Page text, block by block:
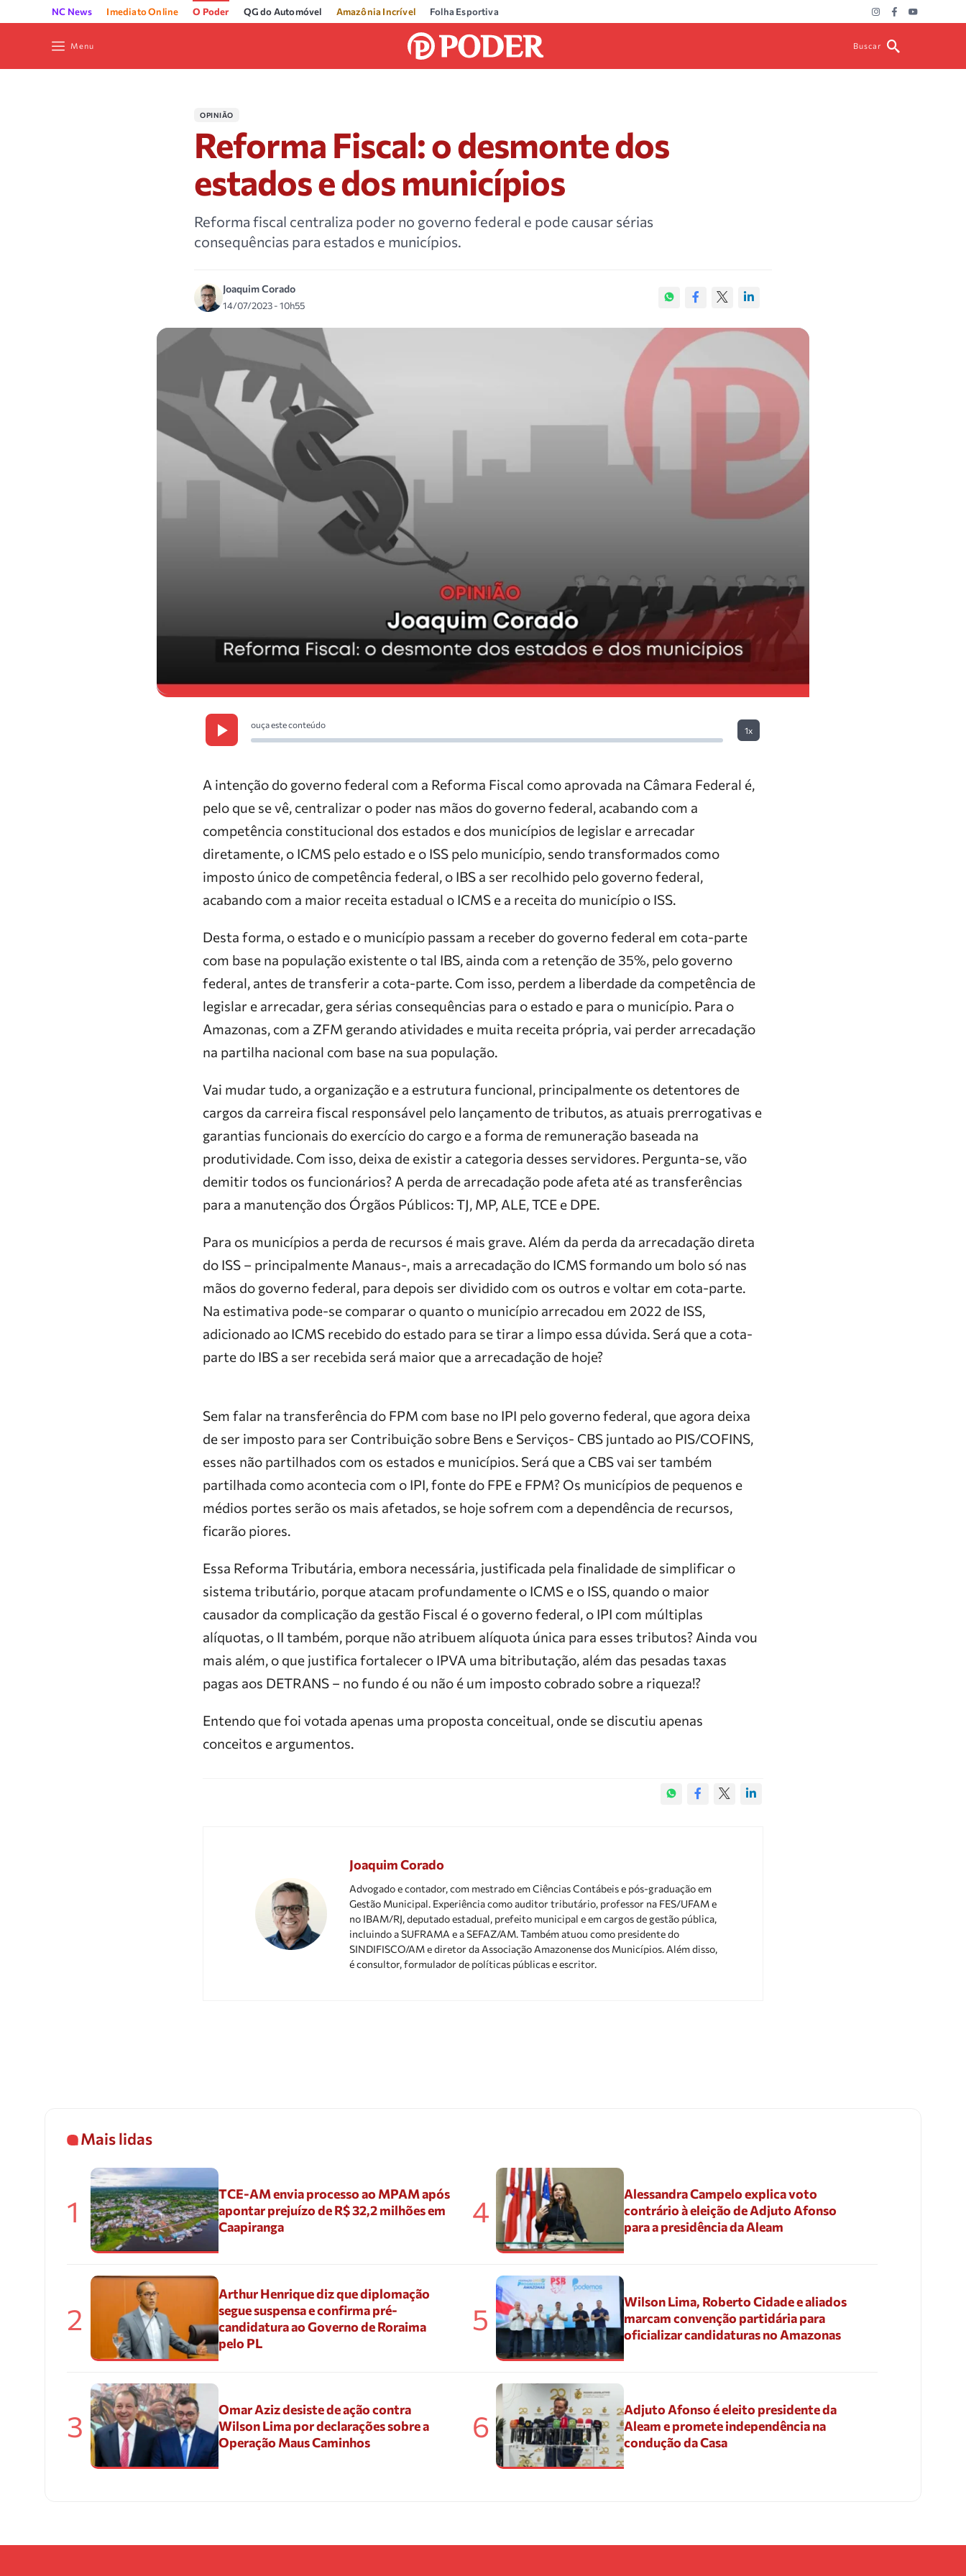
NC News Imediato Online O Poder QG do Automóvel Amazônia Incrível Folha Esportiva
Menu Buscar
OPINIÃO
Reforma Fiscal: o desmonte dos
estados e dos municípios
Reforma fiscal centraliza poder no governo federal e pode causar sérias
consequências para estados e municípios.
Joaquim Corado
14/07/2023 - 10h55
ouça este conteúdo
1x
A intenção do governo federal com a Reforma Fiscal como aprovada na Câmara Federal é,
pelo que se vê, centralizar o poder nas mãos do governo federal, acabando com a
competência constitucional dos estados e dos municípios de legislar e arrecadar
diretamente, o ICMS pelo estado e o ISS pelo município, sendo transformados como
imposto único de competência federal, o IBS a ser recolhido pelo governo federal,
acabando com a maior receita estadual o ICMS e a receita do município o ISS.
Desta forma, o estado e o município passam a receber do governo federal em cota-parte
com base na população existente o tal IBS, ainda com a retenção de 35%, pelo governo
federal, antes de transferir a cota-parte. Com isso, perdem a liberdade da competência de
legislar e arrecadar, gera sérias consequências para o estado e para o município. Para o
Amazonas, com a ZFM gerando atividades e muita receita própria, vai perder arrecadação
na partilha nacional com base na sua população.
Vai mudar tudo, a organização e a estrutura funcional, principalmente os detentores de
cargos da carreira fiscal responsável pelo lançamento de tributos, as atuais prerrogativas e
garantias funcionais do exercício do cargo e a forma de remuneração baseada na
produtividade. Com isso, deixa de existir a categoria desses servidores. Pergunta-se, vão
demitir todos os funcionários? A perda de arrecadação pode afeta até as transferências
para a manutenção dos Órgãos Públicos: TJ, MP, ALE, TCE e DPE.
Para os municípios a perda de recursos é mais grave. Além da perda da arrecadação direta
do ISS – principalmente Manaus-, mais a arrecadação do ICMS formando um bolo só nas
mãos do governo federal, para depois ser dividido com os outros e voltar em cota-parte.
Na estimativa pode-se comparar o quanto o município arrecadou em 2022 de ISS,
adicionado ao ICMS recebido do estado para se tirar a limpo essa dúvida. Será que a cota-
parte do IBS a ser recebida será maior que a arrecadação de hoje?
Sem falar na transferência do FPM com base no IPI pelo governo federal, que agora deixa
de ser imposto para ser Contribuição sobre Bens e Serviços- CBS juntado ao PIS/COFINS,
esses não partilhados com os estados e municípios. Será que a CBS vai ser também
partilhada como acontecia com o IPI, fonte do FPE e FPM? Os municípios de pequenos e
médios portes serão os mais afetados, se hoje sofrem com a dependência de recursos,
ficarão piores.
Essa Reforma Tributária, embora necessária, justificada pela finalidade de simplificar o
sistema tributário, porque atacam profundamente o ICMS e o ISS, quando o maior
causador da complicação da gestão Fiscal é o governo federal, o IPI com múltiplas
alíquotas, o II também, porque não atribuem alíquota única para esses tributos? Ainda vou
mais além, o que justifica fortalecer o IPVA uma bitributação, além das pesadas taxas
pagas aos DETRANS – no fundo é ou não é um imposto cobrado sobre a riqueza!?
Entendo que foi votada apenas uma proposta conceitual, onde se discutiu apenas
conceitos e argumentos.
Joaquim Corado
Advogado e contador, com mestrado em Ciências Contábeis e pós-graduação em
Gestão Municipal. Experiência como auditor tributário, professor na FES/UFAM e
no IBAM/RJ, deputado estadual, prefeito municipal e em cargos de gestão pública,
incluindo a SUFRAMA e a SEFAZ/AM. Também atuou como presidente do
SINDIFISCO/AM e diretor da Associação Amazonense dos Municípios. Além disso,
é consultor, formulador de políticas públicas e escritor.
Mais lidas
1
TCE-AM envia processo ao MPAM após
apontar prejuízo de R$ 32,2 milhões em
Caapiranga
2
Arthur Henrique diz que diplomação
segue suspensa e confirma pré-
candidatura ao Governo de Roraima
pelo PL
3
Omar Aziz desiste de ação contra
Wilson Lima por declarações sobre a
Operação Maus Caminhos
4
Alessandra Campelo explica voto
contrário à eleição de Adjuto Afonso
para a presidência da Aleam
5
Wilson Lima, Roberto Cidade e aliados
marcam convenção partidária para
oficializar candidaturas no Amazonas
6
Adjuto Afonso é eleito presidente da
Aleam e promete independência na
condução da Casa